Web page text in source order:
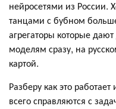
нейросетями из России.
танцами с бубном
агрегаторы которые
моделям сразу, на
картой.
Разберу как это
всего справляются с